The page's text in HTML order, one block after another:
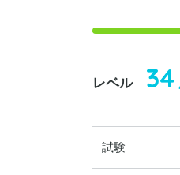
レベル 34
試験